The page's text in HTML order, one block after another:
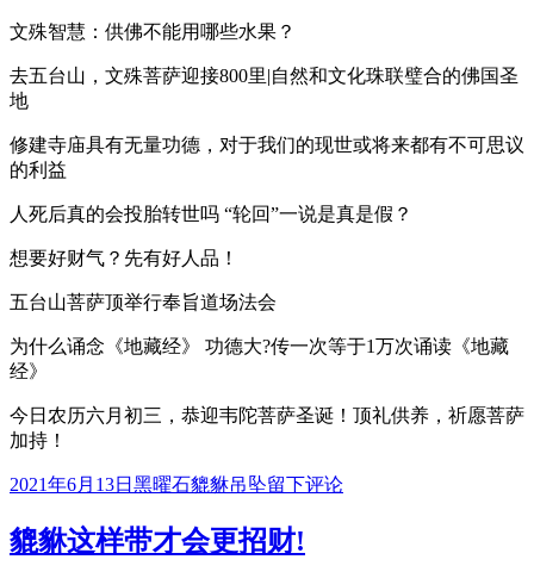
文殊智慧：供佛不能用哪些水果？
去五台山，文殊菩萨迎接800里|自然和文化珠联璧合的佛国圣
地
修建寺庙具有无量功德，对于我们的现世或将来都有不可思议
的利益
人死后真的会投胎转世吗 “轮回”一说是真是假？
想要好财气？先有好人品！
五台山菩萨顶举行奉旨道场法会
为什么诵念《地藏经》 功德大?传一次等于1万次诵读《地藏
经》
今日农历六月初三，恭迎韦陀菩萨圣诞！顶礼供养，祈愿菩萨
加持！
发
于
2021年6月13日 分
黑曜石貔貅吊坠于
间
八
留下评论
貔貅这样带才会更招财!